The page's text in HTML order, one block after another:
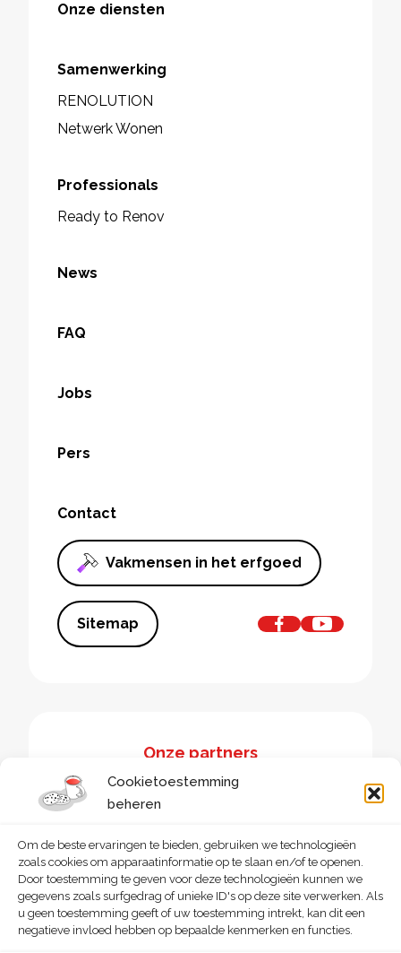
Cookietoestemming
beheren
Om de beste ervaringen te bieden, gebruiken we technologieën
zoals cookies om apparaatinformatie op te slaan en/of te openen.
Door toestemming te geven voor deze technologieën kunnen we
gegevens zoals surfgedrag of unieke ID's op deze site verwerken. Als
u geen toestemming geeft of uw toestemming intrekt, kan dit een
negatieve invloed hebben op bepaalde kenmerken en functies.
Onze diensten
Samenwerking
RENOLUTION
Netwerk Wonen
Professionals
Ready to Renov
News
FAQ
Jobs
Pers
Contact
Vakmensen in het erfgoed
Sitemap
Onze partners